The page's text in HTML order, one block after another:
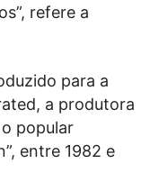
refere a
para a
a produtora
popular
entre 1982 e